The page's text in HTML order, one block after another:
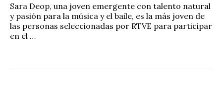
Sara Deop, una joven emergente con talento natural
y pasión para la música y el baile, es la más joven de
las personas seleccionadas por RTVE para participar
en el …